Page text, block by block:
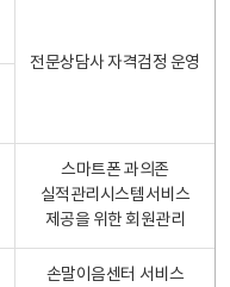
전문상담사 자격검정 운영
스마트폰 과의존
실적관리시스템서비스
제공을 위한 회원관리
손말이음센터 서비스